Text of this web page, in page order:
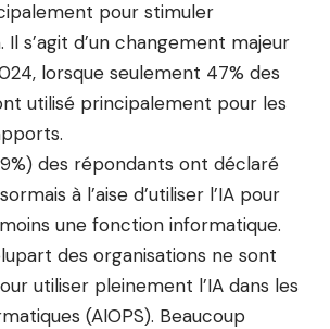
pour stimuler
Il s’agit d’un changement majeur
lorsque seulement 47% des
utilisé principalement pour les
des répondants ont déclaré
à l’aise d’utiliser l’IA pour
une fonction informatique.
des organisations ne sont
utiliser pleinement l’IA dans les
(AIOPS). Beaucoup